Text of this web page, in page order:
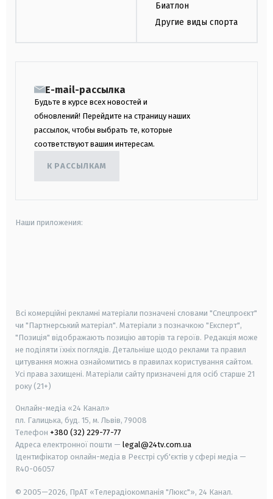
Биатлон
Другие виды спорта
E-mail-рассылка
Будьте в курсе всех новостей и
обновлений! Перейдите на страницу наших
рассылок, чтобы выбрать те, которые
соответствуют вашим интересам.
К РАССЫЛКАМ
Наши приложения:
Всі комерційні рекламні матеріали позначені словами "Спецпроєкт"
чи "Партнерський матеріал". Матеріали з позначкою "Експерт",
"Позиція" відображають позицію авторів та героїв. Редакція може
не поділяти їхніх поглядів. Детальніше щодо реклами та правил
цитування можна ознайомитись в правилах користування сайтом.
Усі права захищені. Матеріали сайту призначені для осіб старше 21
року (21+)
Онлайн-медіа «24 Канал»
пл. Галицька, буд. 15, м. Львів, 79008
Телефон +380 (32) 229-77-77
Адреса електронної пошти — legal@24tv.com.ua
Ідентифікатор онлайн-медіа в Реєстрі суб'єктів у сфері медіа —
R40-06057
© 2005—2026, ПрАТ «Телерадіокомпанія "Люкс"», 24 Канал.